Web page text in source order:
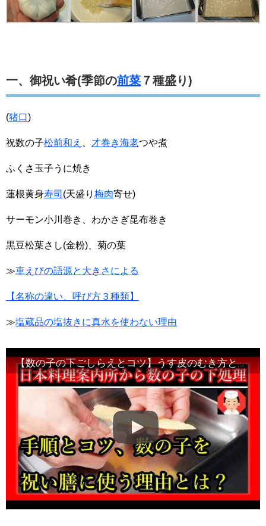
一、御祝い肴(季節の前菜 ７種盛り)
(猪口)
祝数の子松前和え 才巻き海老つや煮
ふくさ玉子うに焼き
蓮根黄身寿司 (天盛り 梅肉寄せ)
サーモン小川巻き、わかさぎ昆布巻き
黒豆松葉さし(金粉)、菊の葉
≫車えびの語源と大きさによる
【名称の違い、呼び方３種類】
≫塩蔵品の塩抜きに真水を使わない理由
【数の子の下ごしらえとコツ】うす皮のむき方と塩抜き・初心者向け味付け方法